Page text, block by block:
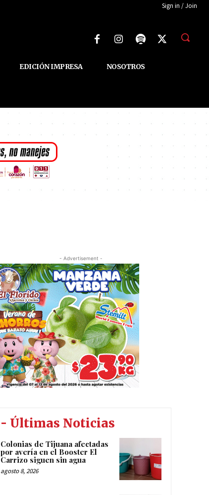
Sign in / Join
EDICIÓN IMPRESA NOSOTROS
- Advertisement -
- Últimas Noticias
Colonias de Tijuana afectadas
por avería en el Booster El
Carrizo siguen sin agua
agosto 8, 2026